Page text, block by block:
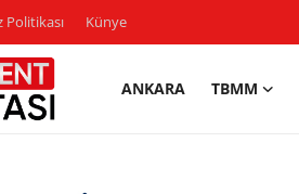
Politikası Künye
ANKARA TBMM